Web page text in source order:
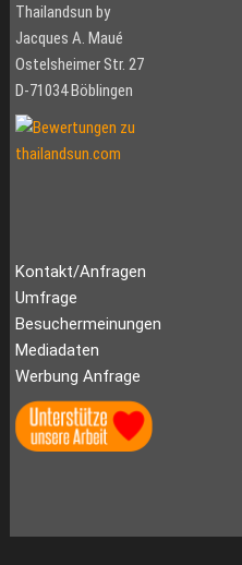
Thailandsun by
Jacques A. Maué
Ostelsheimer Str. 27
D-71034 Böblingen
Kontakt/Anfragen
Umfrage
Besuchermeinungen
Mediadaten
Werbung Anfrage